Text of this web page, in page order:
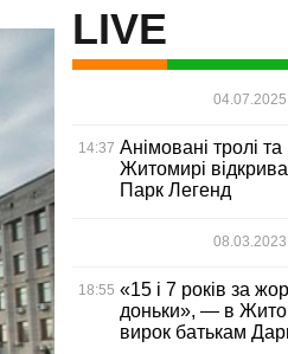
LIVE
04.07.2025
14:37 Анімовані тролі та
Житомирі
Парк Легенд
08.03.2023
18:55 «15 і 7 років за
доньки», — в
вирок батькам